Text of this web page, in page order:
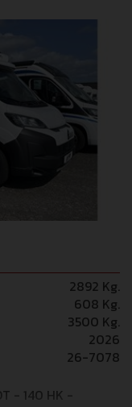
2892 Kg.
608 Kg.
3500 Kg.
2026
26-7078
- 140 HK -